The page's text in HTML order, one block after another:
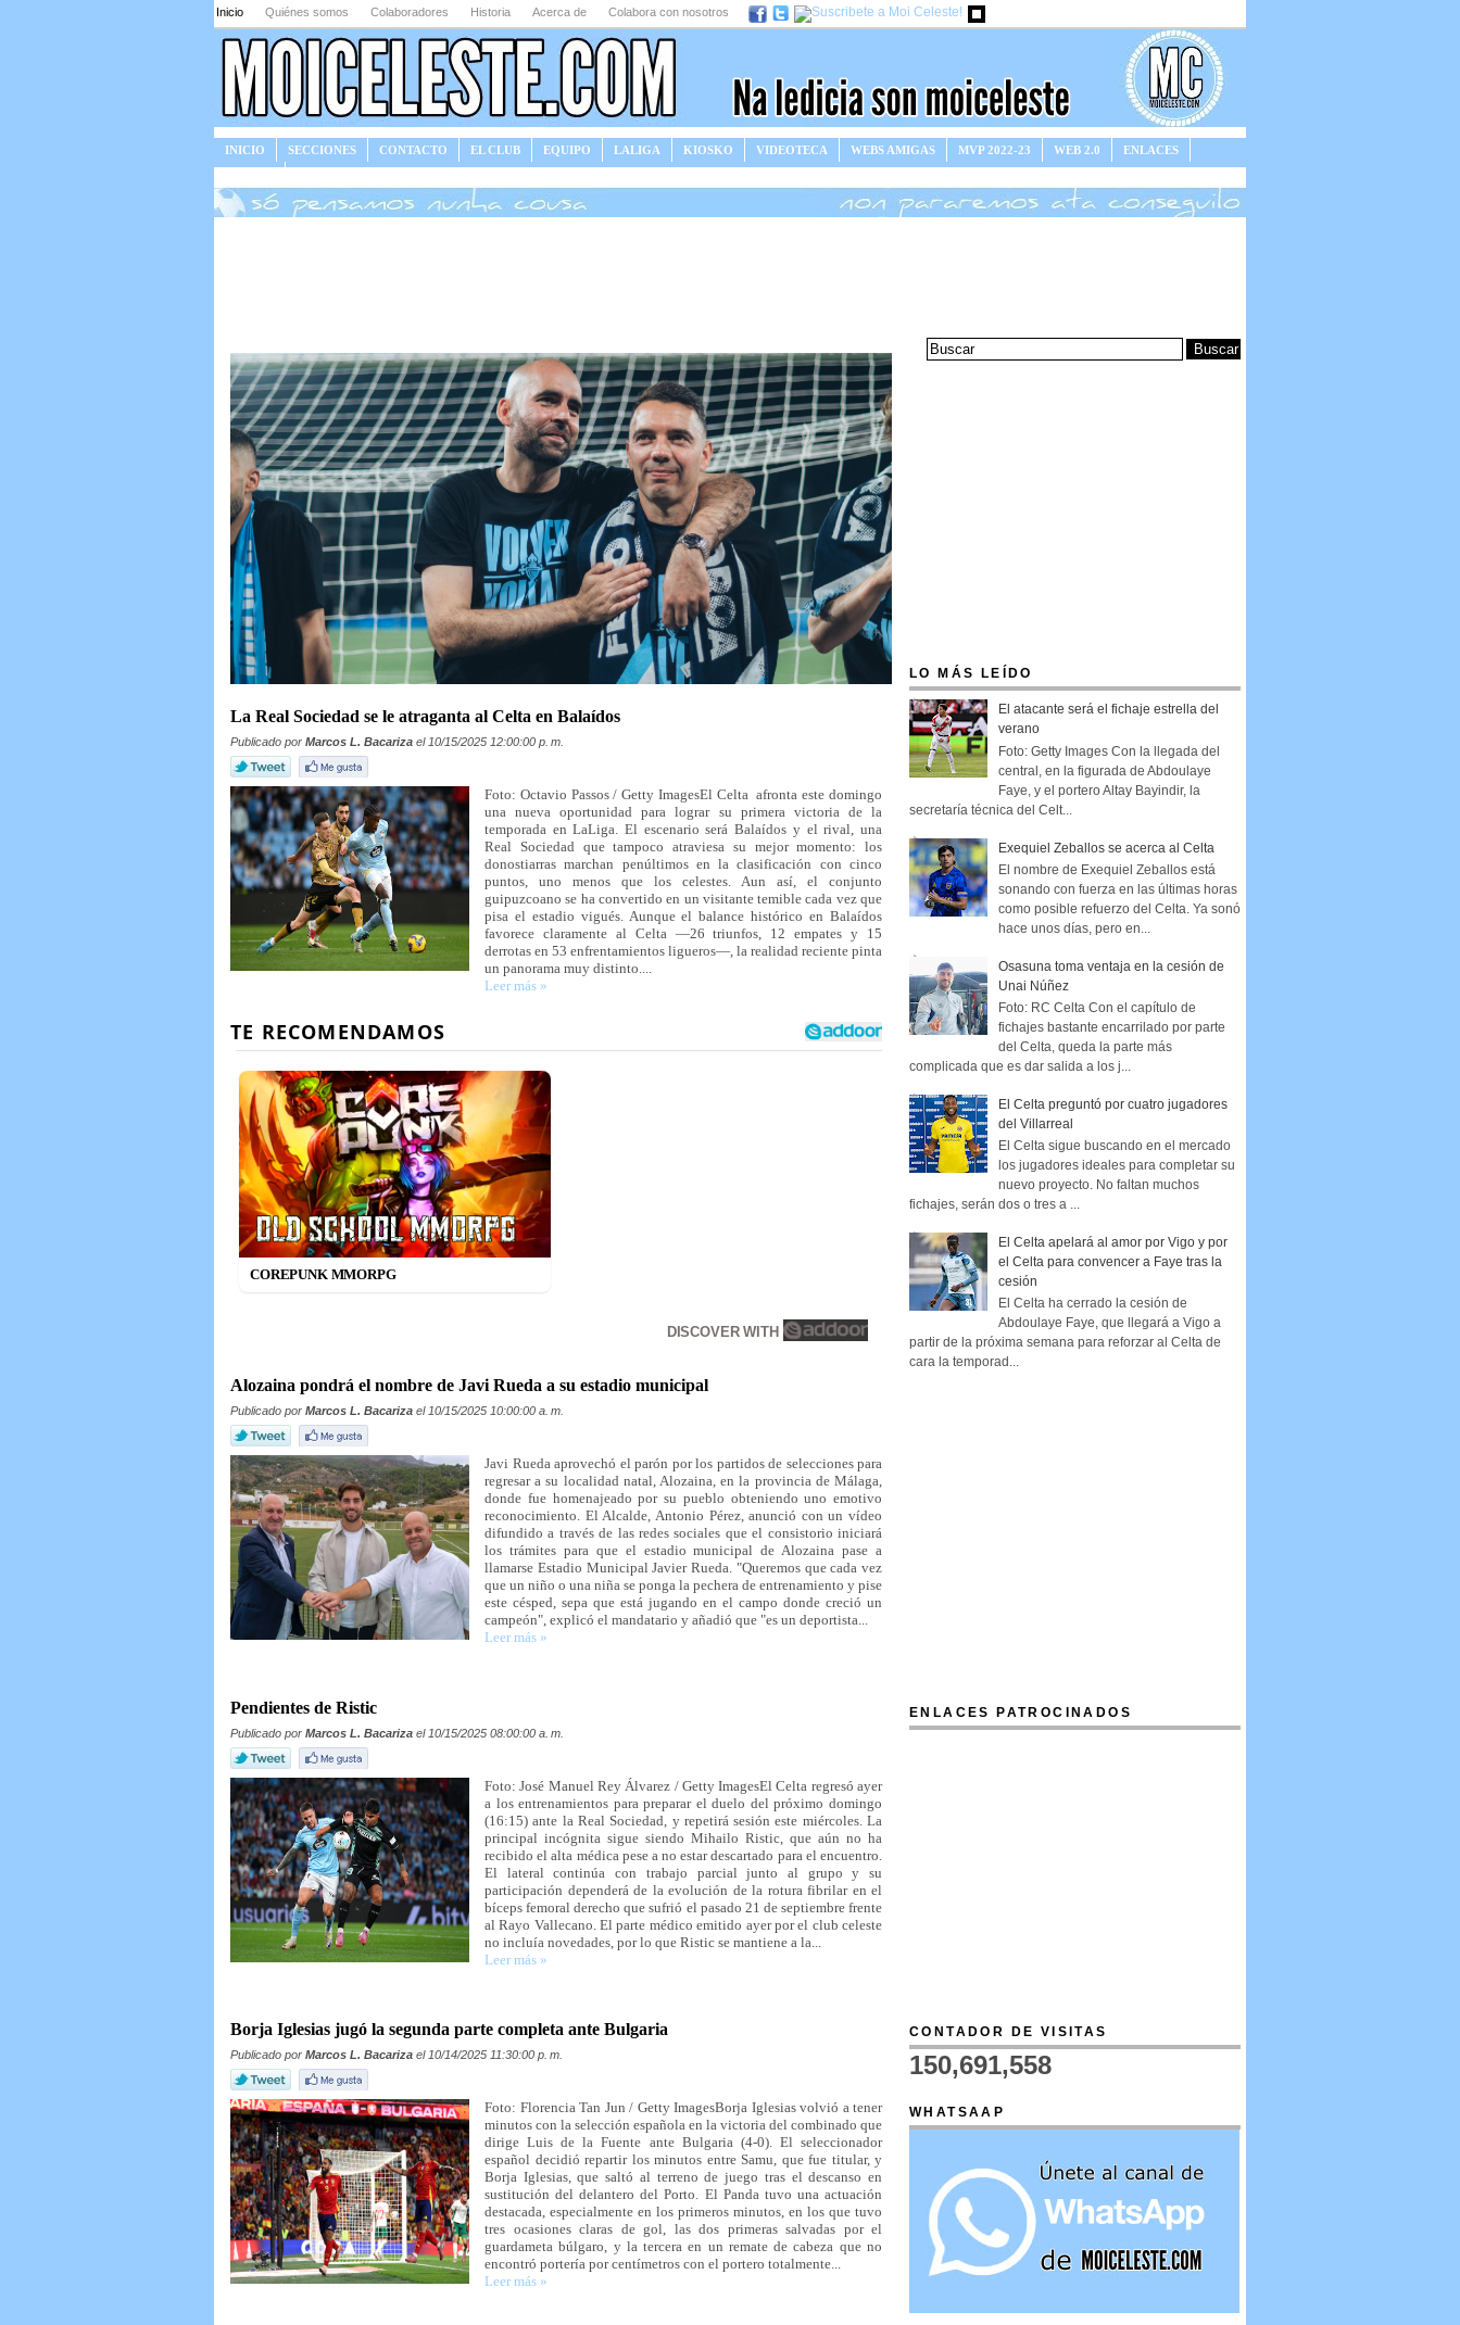
Inicio Quiénes somos Colaboradores Historia Acerca de Colabora con nosotros
INICIO SECCIONES CONTACTO EL CLUB EQUIPO LALIGA KIOSKO VIDEOTECA WEBS AMIGAS MVP 2022-23 WEB 2.0
ENLACES
Tiras celestes por Davida
La Real Sociedad se le atraganta al Celta en Balaídos
Publicado por Marcos L. Bacariza el 10/15/2025 12:00:00 p. m.
Foto: Octavio Passos / Getty ImagesEl Celta afronta este domingo
una nueva oportunidad para lograr su primera victoria de la
temporada en LaLiga. El escenario será Balaídos y el rival, una
Real Sociedad que tampoco atraviesa su mejor momento: los
donostiarras marchan penúltimos en la clasificación con cinco
puntos, uno menos que los celestes. Aun así, el conjunto
guipuzcoano se ha convertido en un visitante temible cada vez que
pisa el estadio vigués. Aunque el balance histórico en Balaídos
favorece claramente al Celta —26 triunfos, 12 empates y 15
derrotas en 53 enfrentamientos ligueros—, la realidad reciente pinta
un panorama muy distinto....
Leer más »
COREPUNK MMORPG
DISCOVER WITH
Alozaina pondrá el nombre de Javi Rueda a su estadio municipal
Publicado por Marcos L. Bacariza el 10/15/2025 10:00:00 a. m.
Javi Rueda aprovechó el parón por los partidos de selecciones para
regresar a su localidad natal, Alozaina, en la provincia de Málaga,
donde fue homenajeado por su pueblo obteniendo uno emotivo
reconocimiento. El Alcalde, Antonio Pérez, anunció con un vídeo
difundido a través de las redes sociales que el consistorio iniciará
los trámites para que el estadio municipal de Alozaina pase a
llamarse Estadio Municipal Javier Rueda. "Queremos que cada vez
que un niño o una niña se ponga la pechera de entrenamiento y pise
este césped, sepa que está jugando en el campo donde creció un
campeón", explicó el mandatario y añadió que "es un deportista...
Leer más »
Pendientes de Ristic
Publicado por Marcos L. Bacariza el 10/15/2025 08:00:00 a. m.
Foto: José Manuel Rey Álvarez / Getty ImagesEl Celta regresó ayer
a los entrenamientos para preparar el duelo del próximo domingo
(16:15) ante la Real Sociedad, y repetirá sesión este miércoles. La
principal incógnita sigue siendo Mihailo Ristic, que aún no ha
recibido el alta médica pese a no estar descartado para el encuentro.
El lateral continúa con trabajo parcial junto al grupo y su
participación dependerá de la evolución de la rotura fibrilar en el
bíceps femoral derecho que sufrió el pasado 21 de septiembre frente
al Rayo Vallecano. El parte médico emitido ayer por el club celeste
no incluía novedades, por lo que Ristic se mantiene a la...
Leer más »
Borja Iglesias jugó la segunda parte completa ante Bulgaria
Publicado por Marcos L. Bacariza el 10/14/2025 11:30:00 p. m.
Foto: Florencia Tan Jun / Getty ImagesBorja Iglesias volvió a tener
minutos con la selección española en la victoria del combinado que
dirige Luis de la Fuente ante Bulgaria (4-0). El seleccionador
español decidió repartir los minutos entre Samu, que fue titular, y
Borja Iglesias, que saltó al terreno de juego tras el descanso en
sustitución del delantero del Porto. El Panda tuvo una actuación
destacada, especialmente en los primeros minutos, en los que tuvo
tres ocasiones claras de gol, las dos primeras salvadas por el
guardameta búlgaro, y la tercera en un remate de cabeza que no
encontró portería por centímetros con el portero totalmente...
Leer más »
LO MÁS LEÍDO
El atacante será el fichaje estrella del
verano
Foto: Getty Images Con la llegada del
central, en la figurada de Abdoulaye
Faye, y el portero Altay Bayindir, la
secretaría técnica del Celt...
Exequiel Zeballos se acerca al Celta
El nombre de Exequiel Zeballos está
sonando con fuerza en las últimas horas
como posible refuerzo del Celta. Ya sonó
hace unos días, pero en...
Osasuna toma ventaja en la cesión de
Unai Núñez
Foto: RC Celta Con el capítulo de
fichajes bastante encarrilado por parte
del Celta, queda la parte más
complicada que es dar salida a los j...
El Celta preguntó por cuatro jugadores
del Villarreal
El Celta sigue buscando en el mercado
los jugadores ideales para completar su
nuevo proyecto. No faltan muchos
fichajes, serán dos o tres a ...
El Celta apelará al amor por Vigo y por
el Celta para convencer a Faye tras la
cesión
El Celta ha cerrado la cesión de
Abdoulaye Faye, que llegará a Vigo a
partir de la próxima semana para reforzar al Celta de
cara la temporad...
ENLACES PATROCINADOS
CONTADOR DE VISITAS
150,691,558
WHATSAAP